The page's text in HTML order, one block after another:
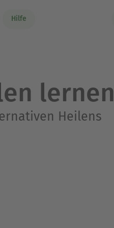
Hilfe
lernen
Heilens